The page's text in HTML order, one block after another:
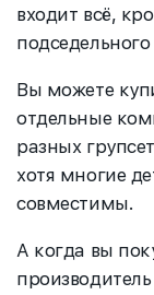
входит всё,
Вы можете
отдельные
разных
хотя многие
совместимы.
А когда вы